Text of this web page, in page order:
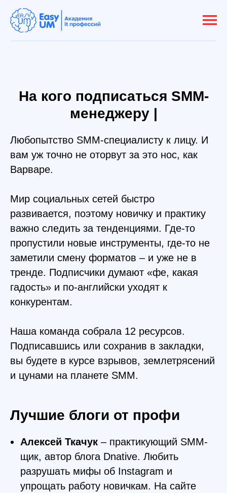
На кого подписаться SMM-
менеджеру |
Любопытство SMM-специалисту к лицу. И
вам уж точно не оторвут за это нос, как
Варваре.
Мир социальных сетей быстро
развивается, поэтому новичку и практику
важно следить за тенденциями. Где-то
пропустили новые инструменты, где-то не
заметили смену форматов – и уже не в
тренде. Подписчики думают «фе, какая
гадость» и по-английски уходят к
конкурентам.
Наша команда собрала 12 ресурсов.
Подписавшись или сохранив в закладки,
вы будете в курсе взрывов, землетрясений
и цунами на планете SMM.
Лучшие блоги от профи
Алексей Ткачук – практикующий SMM-
щик, автор блога Dnative. Любить
разрушать мифы об Instagram и
упрощать работу новичкам. На сайте